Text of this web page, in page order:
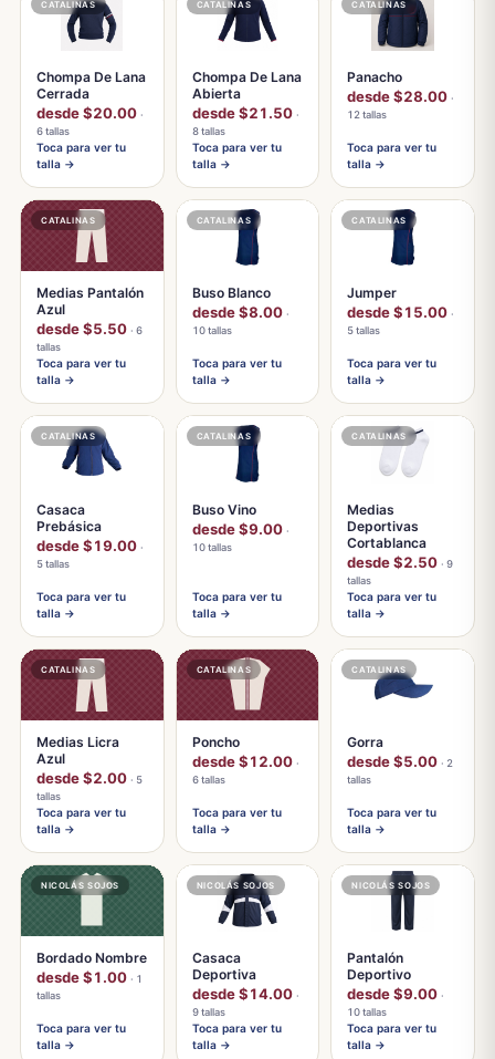
CATALINAS
Chompa De Lana
Cerrada
desde $20.00 ·
6 tallas
Toca para ver tu
talla →
CATALINAS
Chompa De Lana
Abierta
desde $21.50 ·
8 tallas
Toca para ver tu
talla →
CATALINAS
Panacho
desde $28.00 ·
12 tallas
Toca para ver tu
talla →
CATALINAS
Medias Pantalón
Azul
desde $5.50 · 6
tallas
Toca para ver tu
talla →
CATALINAS
Buso Blanco
desde $8.00 ·
10 tallas
Toca para ver tu
talla →
CATALINAS
Jumper
desde $15.00 ·
5 tallas
Toca para ver tu
talla →
CATALINAS
Casaca
Prebásica
desde $19.00 ·
5 tallas
Toca para ver tu
talla →
CATALINAS
Buso Vino
desde $9.00 ·
10 tallas
Toca para ver tu
talla →
CATALINAS
Medias
Deportivas
Cortablanca
desde $2.50 · 9
tallas
Toca para ver tu
talla →
CATALINAS
Medias Licra
Azul
desde $2.00 · 5
tallas
Toca para ver tu
talla →
CATALINAS
Poncho
desde $12.00 ·
6 tallas
Toca para ver tu
talla →
CATALINAS
Gorra
desde $5.00 · 2
tallas
Toca para ver tu
talla →
NICOLÁS SOJOS
Bordado Nombre
desde $1.00 · 1
tallas
Toca para ver tu
talla →
NICOLÁS SOJOS
Casaca
Deportiva
desde $14.00 ·
9 tallas
Toca para ver tu
talla →
NICOLÁS SOJOS
Pantalón
Deportivo
desde $9.00 ·
10 tallas
Toca para ver tu
talla →